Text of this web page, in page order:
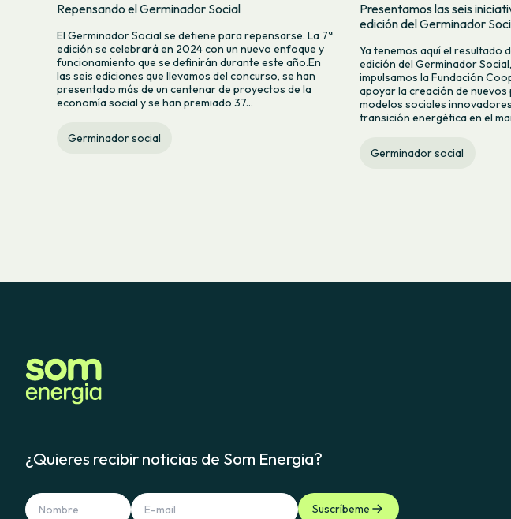
Repensando el Germinador Social
El Germinador Social se detiene para repensarse. La 7ª
edición se celebrará en 2024 con un nuevo enfoque y
funcionamiento que se definirán durante este año.En
las seis ediciones que llevamos del concurso, se han
presentado más de un centenar de proyectos de la
economía social y se han premiado 37...
Germinador social
Presentamos las seis
edición del Germinador
Ya tenemos aquí el resultado
edición del Germinador
impulsamos la Fundación
apoyar la creación de
modelos sociales
transición energética en el
Germinador social
¿Quieres recibir noticias de Som Energia?
Suscríbeme